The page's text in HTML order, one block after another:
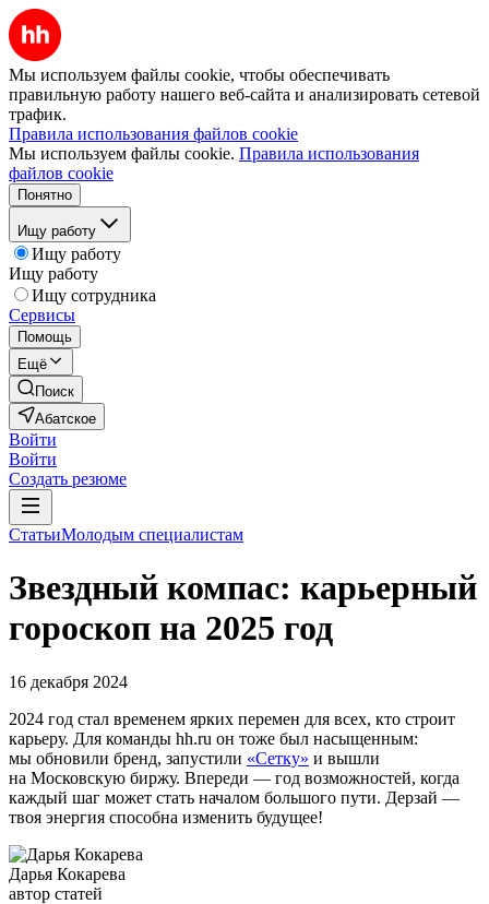
Мы используем файлы cookie, чтобы обеспечивать
правильную работу нашего веб-сайта и анализировать сетевой
трафик.
Правила использования файлов cookie
Мы используем файлы cookie. Правила использования
файлов cookie
Понятно
Ищу работу
Ищу работу
Ищу работу
Ищу сотрудника
Сервисы
Помощь
Ещё
Поиск
Абатское
Войти
Войти
Создать резюме
СтатьиМолодым специалистам
Звездный компас: карьерный
гороскоп на 2025 год
16 декабря 2024
2024 год стал временем ярких перемен для всех, кто строит
карьеру. Для команды hh.ru он тоже был насыщенным:
мы обновили бренд, запустили «Сетку» и вышли
на Московскую биржу. Впереди — год возможностей, когда
каждый шаг может стать началом большого пути. Дерзай —
твоя энергия способна изменить будущее!
Дарья Кокарева
автор статей